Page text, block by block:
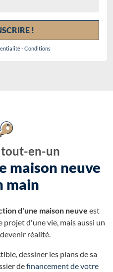
!
-Conditions
en-un
maison neuve
main
d'une maison neuve est
d'une vie, mais aussi un
réalité.
dessiner les plans de sa
definancement de votre